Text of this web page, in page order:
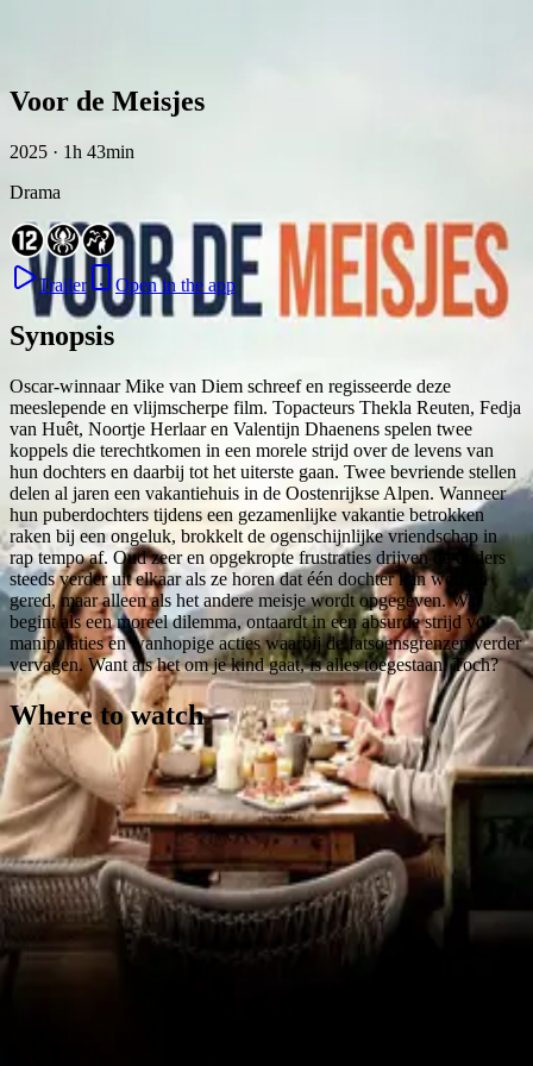
Voor de Meisjes
2025 · 1h 43min
Drama
Trailer Open in the app
Synopsis
Oscar-winnaar Mike van Diem schreef en regisseerde deze
meeslepende en vlijmscherpe film. Topacteurs Thekla Reuten, Fedja
van Huêt, Noortje Herlaar en Valentijn Dhaenens spelen twee
koppels die terechtkomen in een morele strijd over de levens van
hun dochters en daarbij tot het uiterste gaan. Twee bevriende stellen
delen al jaren een vakantiehuis in de Oostenrijkse Alpen. Wanneer
hun puberdochters tijdens een gezamenlijke vakantie betrokken
raken bij een ongeluk, brokkelt de ogenschijnlijke vriendschap in
rap tempo af. Oud zeer en opgekropte frustraties drijven de ouders
steeds verder uit elkaar als ze horen dat één dochter kan worden
gered, maar alleen als het andere meisje wordt opgegeven. Wat
begint als een moreel dilemma, ontaardt in een absurde strijd vol
manipulaties en wanhopige acties waarbij de fatsoensgrenzen verder
vervagen. Want als het om je kind gaat, is alles toegestaan. Toch?
Where to watch
Contact Feedback PrivacyTerms
©2026 Byoscoop·a product of Boydroid B.V.